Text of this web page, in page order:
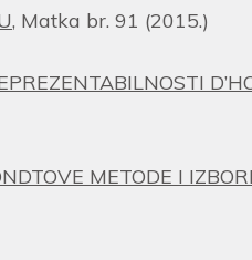
, Matka br. 91 (2015.)
METODE I